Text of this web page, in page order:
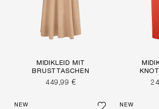
MIDIKLEID MIT
BRUSTTASCHEN
449,99 €
NEW NEW